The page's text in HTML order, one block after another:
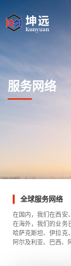
服务网络
全球服务网络
在国内，我们在西安
在海外，我们的业务
哈萨克斯坦、伊拉克
阿尔及利亚、巴西、